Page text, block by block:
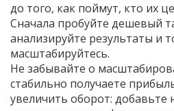
до того, как поймут, кто их
Сначала пробуйте дешевый
анализируйте результаты и
масштабируйтесь.
Не забывайте о
стабильно получаете
увеличить оборот: добавьте